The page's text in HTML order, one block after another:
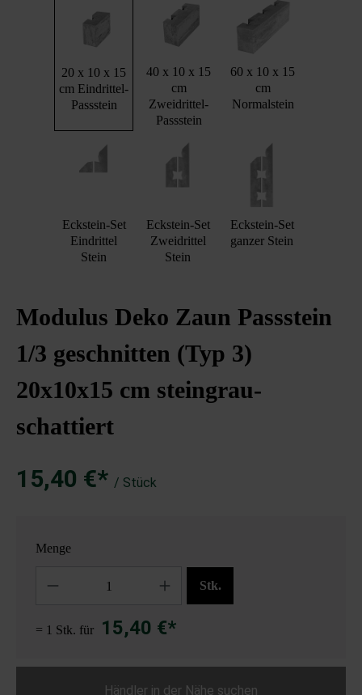
20 x 10 x 15
cm Eindrittel-
Passstein
40 x 10 x 15
cm
Zweidrittel-
Passstein
60 x 10 x 15
cm
Normalstein
Eckstein-Set
Eindrittel
Stein
Eckstein-Set
Zweidrittel
Stein
Eckstein-Set
ganzer Stein
Modulus Deko Zaun Passstein
1/3 geschnitten (Typ 3)
20x10x15 cm steingrau-
schattiert
15,40 €* / Stück
Menge
Stk.
= 1 Stk. für 15,40 €*
Händler in der Nähe suchen